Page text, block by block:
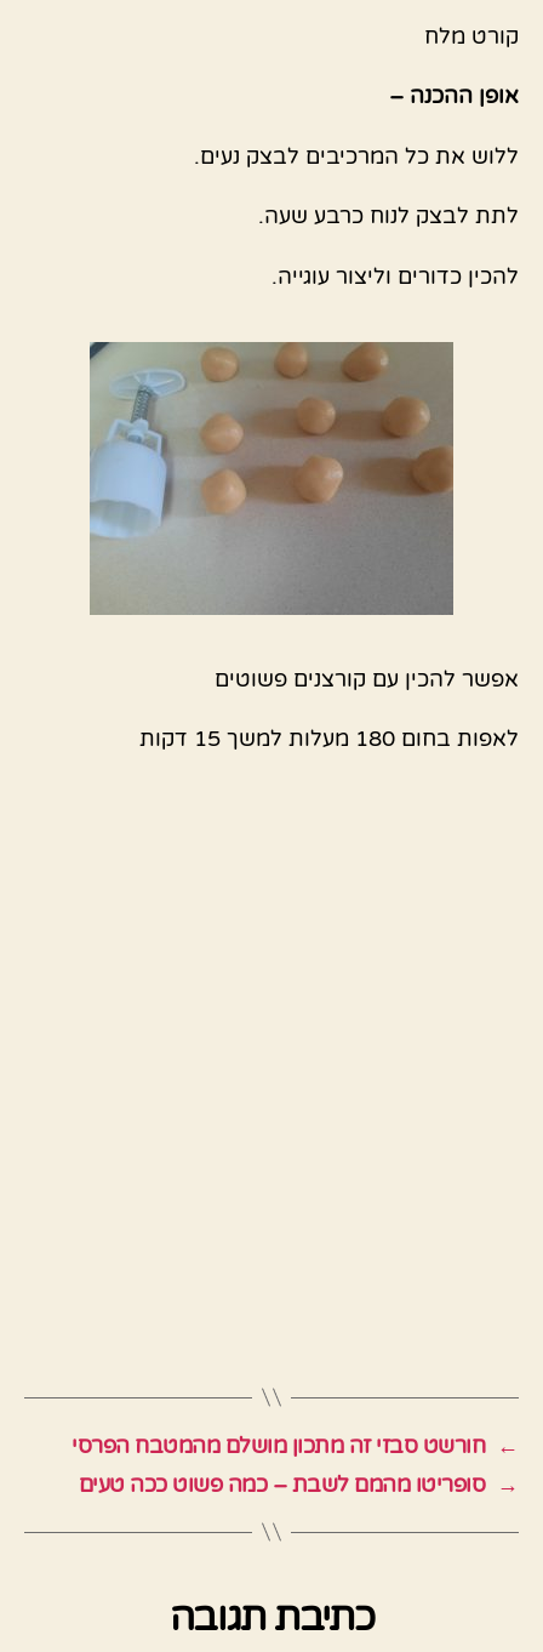
קורט מלח
אופן ההכנה –
ללוש את כל המרכיבים לבצק נעים.
לתת לבצק לנוח כרבע שעה.
להכין כדורים וליצור עוגייה.
אפשר להכין עם קורצנים פשוטים
לאפות בחום 180 מעלות למשך 15 דקות
← חורשט סבזי זה מתכון מושלם מהמטבח הפרסי
→ סופריטו מהמם לשבת – כמה פשוט ככה טעים
כתיבת תגובה